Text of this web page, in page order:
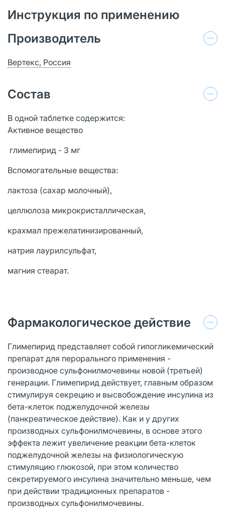
Инструкция по применению
Производитель
Вертекс, Россия
Состав
В одной таблетке содержится:
Активное вещество
глимепирид - 3 мг
Вспомогательные вещества:
лактоза (сахар молочный),
целлюлоза микрокристаллическая,
крахмал прежелатинизированный,
натрия лаурилсульфат,
магния стеарат.
Фармакологическое действие
Глимепирид представляет собой гипогликемический
препарат для перорального применения -
производное сульфонилмочевины новой (третьей)
генерации. Глимепирид действует, главным образом
стимулируя секрецию и высвобождение инсулина из
бета-клеток поджелудочной железы
(панкреатическое действие). Как и у других
производных сульфонилмочевины, в основе этого
эффекта лежит увеличение реакции бета-клеток
поджелудочной железы на физиологическую
стимуляцию глюкозой, при этом количество
секретируемого инсулина значительно меньше, чем
при действии традиционных препаратов -
производных сульфонилмочевины.